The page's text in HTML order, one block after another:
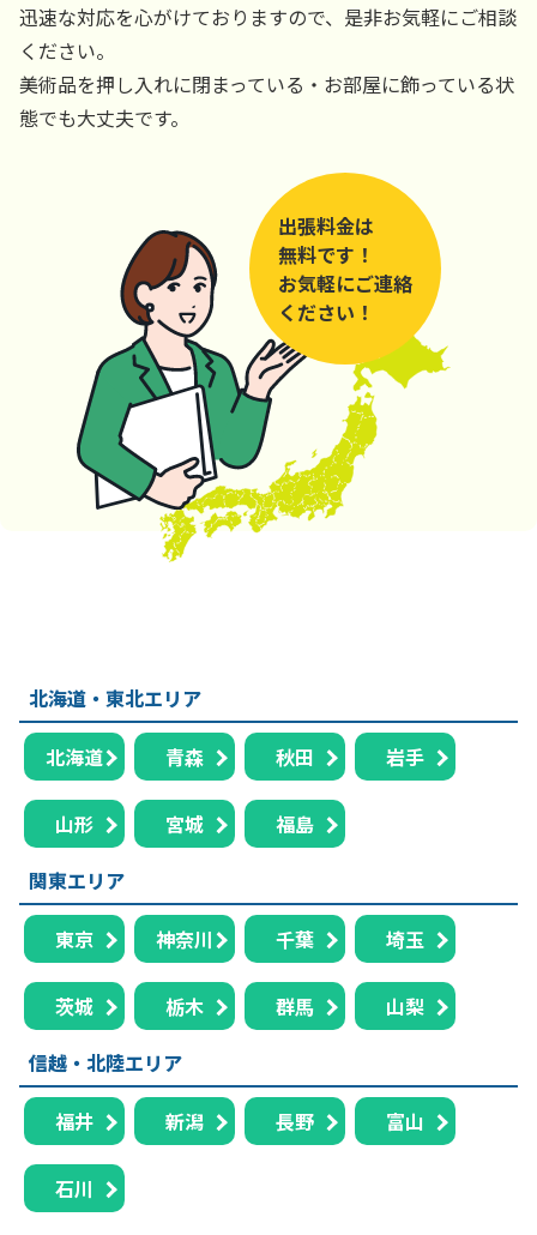
迅速な対応を心がけておりますので、是非お気軽にご相談
ください。
美術品を押し入れに閉まっている・お部屋に飾っている状
態でも大丈夫です。
出張料金は
無料です！
お気軽にご連絡
ください！
北海道・東北エリア
北海道 青森 秋田 岩手
山形 宮城
福島
関東エリア
東京 神奈川 千葉 埼玉
茨城 栃木 群馬
山梨
信越・北陸エリア
福井 新潟 長野 富山
石川